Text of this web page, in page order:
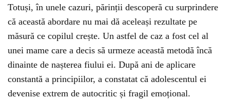
Totuși, în unele cazuri, părinții descoperă cu surprindere
că această abordare nu mai dă aceleași rezultate pe
măsură ce copilul crește. Un astfel de caz a fost cel al
unei mame care a decis să urmeze această metodă încă
dinainte de nașterea fiului ei. După ani de aplicare
constantă a principiilor, a constatat că adolescentul ei
devenise extrem de autocritic și fragil emoțional.